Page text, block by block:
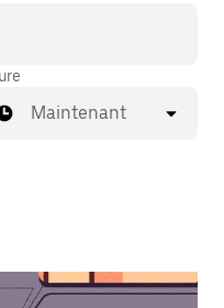
Maintenant